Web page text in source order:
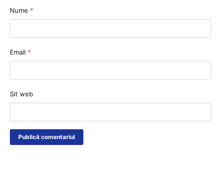
Nume *
Email *
Sit web